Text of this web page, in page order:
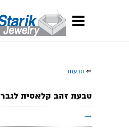
⇐ טבעות
טבעת זהב קלאסית לגבר
→